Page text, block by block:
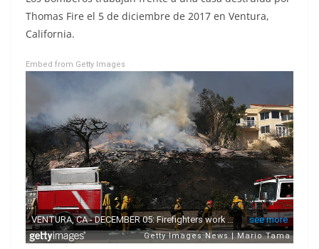
Thomas Fire el 5 de diciembre de 2017 en Ventura,
California.
Embed from Getty Images